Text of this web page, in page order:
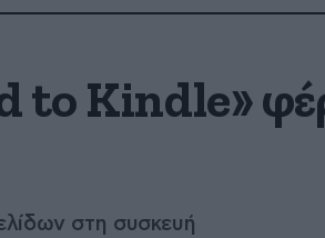
to Kindle»
στη συσκευή